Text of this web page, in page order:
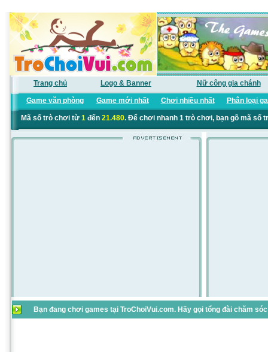
Trang chủ Logo & Banner Nữ công gia chánh
Game văn phòng Game mới nhất Chơi nhiều nhất Phân loại
Mã số trò chơi từ 1đến 21.480. Để chơi nhanh 1 trò chơi, bạn gõ mã số
Bạn đang chơi games tại TroChoiVui.com. Hãy gọi tổng đài chăm